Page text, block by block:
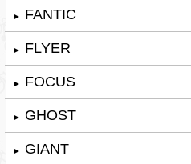
► FANTIC
► FLYER
► FOCUS
► GHOST
► GIANT